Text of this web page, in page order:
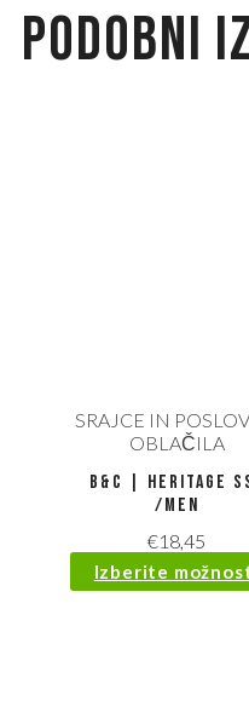
Podobni
SRAJCE IN
OBLAČILA
B&C | Heritage
/men
€18,45
Izberite